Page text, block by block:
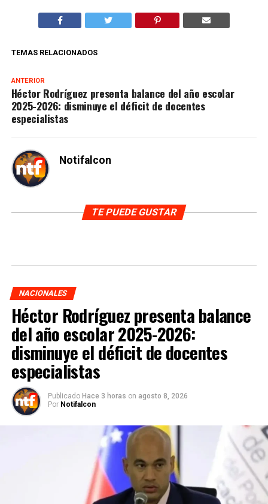
TEMAS RELACIONADOS
ANTERIOR
Héctor Rodríguez presenta balance del año escolar
2025-2026: disminuye el déficit de docentes
especialistas
Notifalcon
TE PUEDE GUSTAR
NACIONALES
Héctor Rodríguez presenta balance
del año escolar 2025-2026:
disminuye el déficit de docentes
especialistas
Publicado Hace 3 horas on agosto 8, 2026
Por Notifalcon